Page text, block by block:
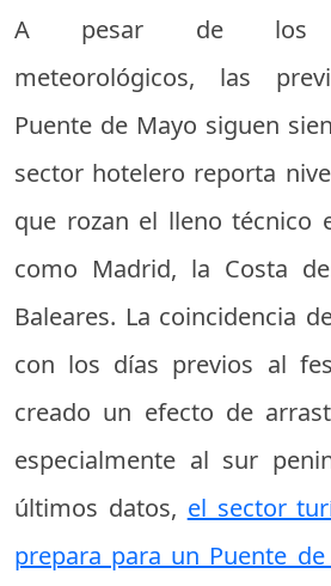
A pesar de los
meteorológicos, las
Puente de Mayo siguen
sector hotelero reporta
que rozan el lleno técnico
como Madrid, la Costa
Baleares. La coincidencia
con los días previos al
creado un efecto de
especialmente al sur
últimos datos, el sector
prepara para un Puente